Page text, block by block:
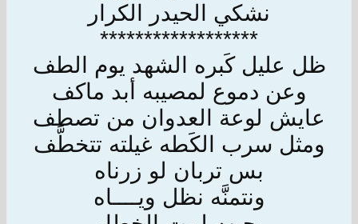
نشكي الحيدر الكرار
******************
ظل عليل كَبره الشهد يوم الطف
وعن دموع لمصيبه أبد ماكف
عايش لوعة العدوان من تصطف
ومثل سرب الكَطه غيلته تتخطَّف
بس تربان لو زرناه
ونتمنَّه نظل ويــــاه